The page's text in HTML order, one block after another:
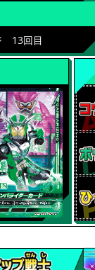
13回目